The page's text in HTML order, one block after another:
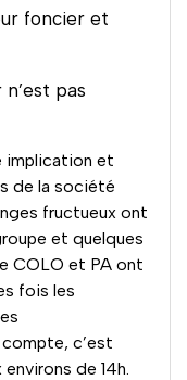
foncier et
pas
implication et
de la société
fructueux ont
et quelques
COLO et PA ont
fois les
c’est
de 14h.